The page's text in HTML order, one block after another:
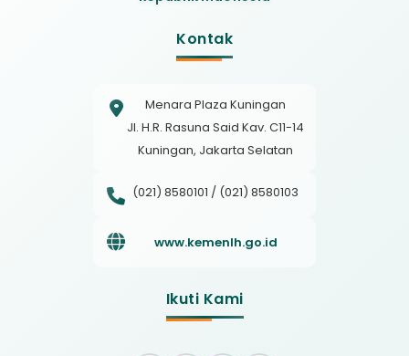
Kontak
Menara Plaza Kuningan
Jl. H.R. Rasuna Said Kav. C11-14
Kuningan, Jakarta Selatan
(021) 8580101 / (021) 8580103
www.kemenlh.go.id
Ikuti Kami